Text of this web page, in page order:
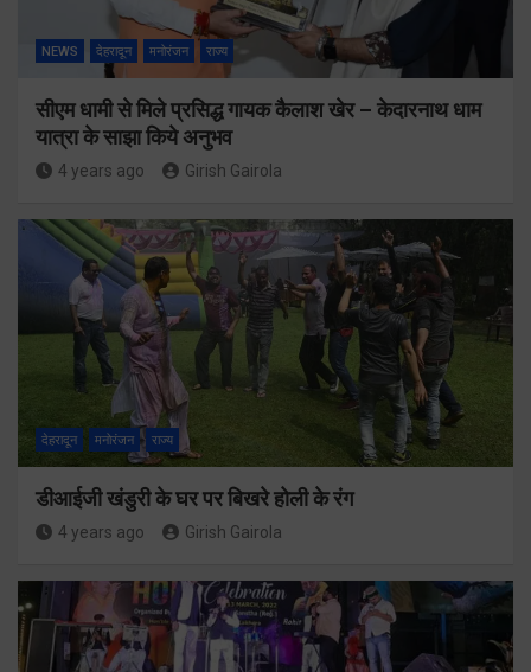
NEWS देहरादून मनोरंजन राज्य
सीएम धामी से मिले प्रसिद्ध गायक कैलाश खेर – केदारनाथ धाम
यात्रा के साझा किये अनुभव
4 years ago Girish Gairola
देहरादून मनोरंजन राज्य
डीआईजी खंडुरी के घर पर बिखरे होली के रंग
4 years ago Girish Gairola